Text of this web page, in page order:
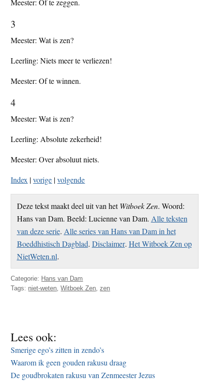
3
Meester: Wat is zen?
Leerling: Niets meer te verliezen!
Meester: Of te winnen.
4
Meester: Wat is zen?
Leerling: Absolute zekerheid!
Meester: Over absoluut niets.
Index |vorige |volgende
Deze tekst maakt deel uit van hetWitboek Zen. Woord:
Hans van Dam. Beeld: Lucienne van Dam. Alle teksten
van deze serie. Alle series van Hans van Dam in het
Boeddhistisch Dagblad. Disclaimer. Het Witboek Zen op
NietWeten.nl.
Categorie: Hans van Dam
Tags: niet-weten,Witboek Zen,zen
Lees ook:
Smerige ego’s zitten in zendo’s
Waarom ik geen gouden rakusu draag
De goudbrokaten rakusu van Zenmeester Jezus